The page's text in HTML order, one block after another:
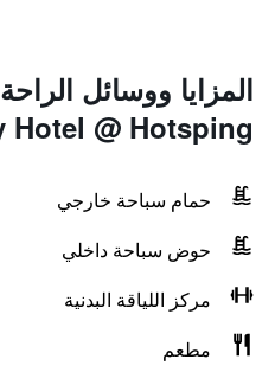
Hotel @ Hotsping
حمام سباحة خارجي
حوض سباحة داخلي
مركز اللياقة البدنية
مطعم